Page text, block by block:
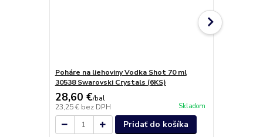
Poháre na liehoviny Vodka Shot 70 ml
30538 Swarovski Crystals (6KS)
28,60 €/bal
23,25 € bez DPH Skladom
Pridať do košíka